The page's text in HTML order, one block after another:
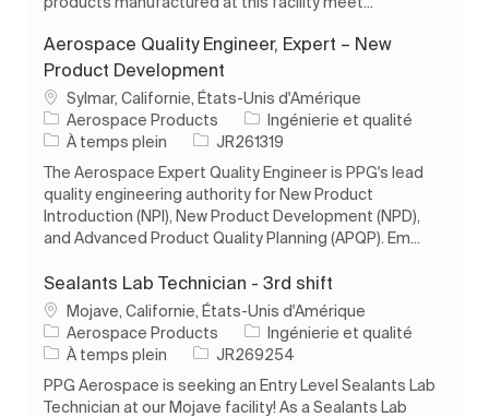
Aerospace Quality Engineer, Expert – New
Product Development
Emplacement
Sylmar, Californie, États-Unis d'Amérique
Aerospace Products
Catégorie
Ingénierie et qualité
Type d’emploi
À temps plein ID de l’emploi
JR261319
The Aerospace Expert Quality Engineer is PPG's lead
quality engineering authority for New Product
Introduction (NPI), New Product Development (NPD),
and Advanced Product Quality Planning (APQP). Em...
Sealants Lab Technician - 3rd shift
Emplacement
Mojave, Californie, États-Unis d'Amérique
Aerospace Products
Catégorie
Ingénierie et qualité
Type d’emploi
À temps plein ID de l’emploi
JR269254
PPG Aerospace is seeking an Entry Level Sealants Lab
Technician at our Mojave facility! As a Sealants Lab